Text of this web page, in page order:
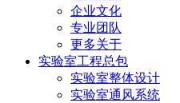
企业文化
专业团队
更多关于
实验室工程总包
实验室整体设计
实验室通风系统